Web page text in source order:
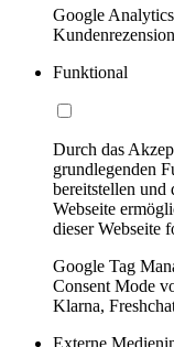
Google
Funktional
Durch das
grundlegenden
bereitstellen und
Webseite
dieser Webseite
Google Tag
Consent Mode
Klarna,